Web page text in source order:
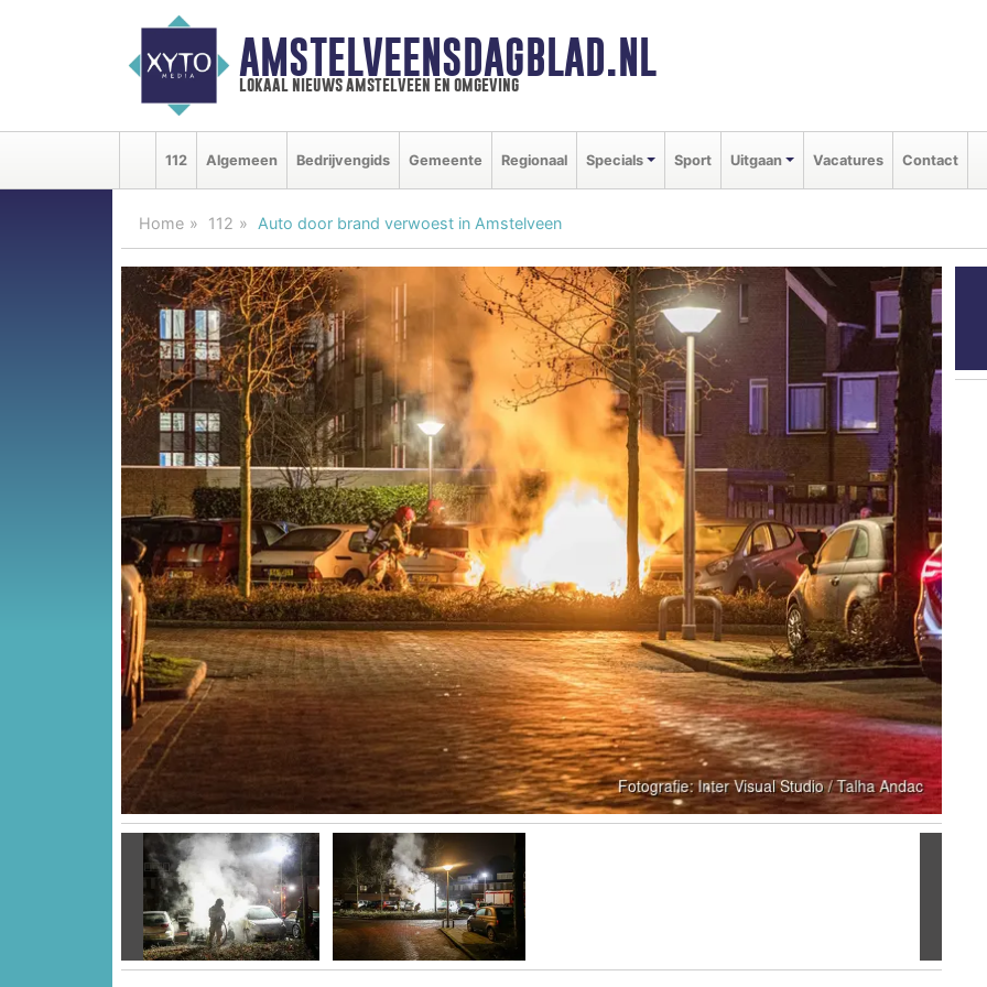
AMSTELVEENSDAGBLAD.NL
lokaal nieuws amstelveen en omgeving
112 Algemeen Bedrijvengids Gemeente Regionaal Specials Sport Uitgaan Vacatures Contact
Home 112 Auto door brand verwoest in Amstelveen
Vorige